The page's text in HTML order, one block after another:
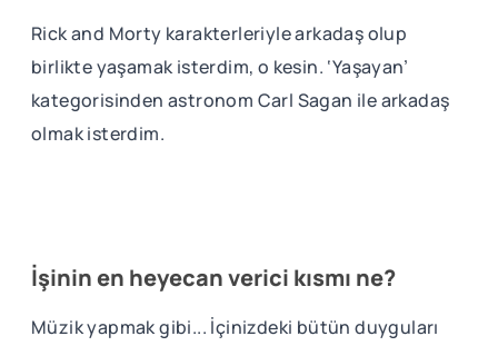
Rick and Morty karakterleriyle arkadaş olup
birlikte yaşamak isterdim, o kesin. ‘Yaşayan’
kategorisinden astronom Carl Sagan ile arkadaş
olmak isterdim.
İşinin en heyecan verici kısmı ne?
Müzik yapmak gibi... İçinizdeki bütün duyguları